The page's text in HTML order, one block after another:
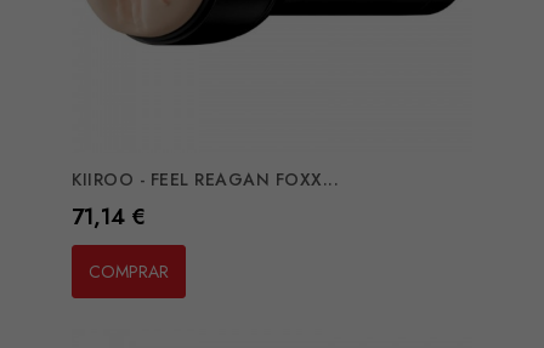
KIIROO - FEEL REAGAN FOXX...
Preço
71,14 €
COMPRAR